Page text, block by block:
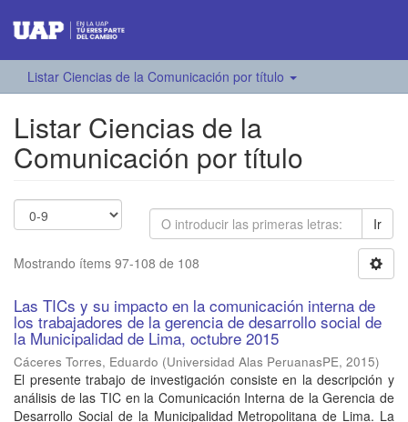
Listar Ciencias de la Comunicación por título
Listar Ciencias de la
Comunicación por título
Ir
Mostrando ítems 97-108 de 108
Las TICs y su impacto en la comunicación interna de
los trabajadores de la gerencia de desarrollo social de
la Municipalidad de Lima, octubre 2015
Cáceres Torres, Eduardo (Universidad Alas PeruanasPE, 2015)
El presente trabajo de investigación consiste en la descripción y
análisis de las TIC en la Comunicación Interna de la Gerencia de
Desarrollo Social de la Municipalidad Metropolitana de Lima. La